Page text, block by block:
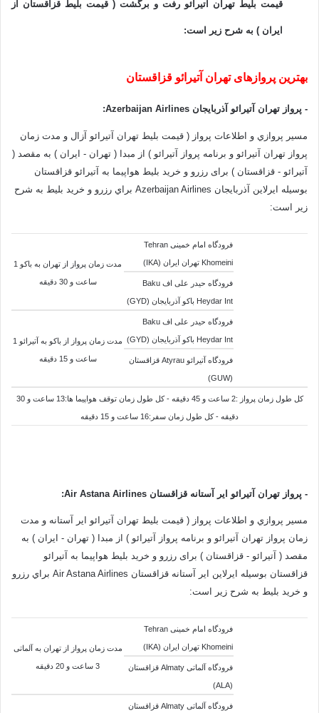
قیمت بلیط تهران آتیرائو رفت و برگشت ( قیمت بلیط قزاقستان از
ایران ) به شرح زیر است:
بهترین پروازهای تهران آتیرائو قزاقستان
- پرواز تهران آتیرائو آذربایجان Azerbaijan Airlines :
مسير پروازي و اطلاعات پرواز ( قیمت بلیط تهران آتیرائو آزال و مدت زمان
پرواز تهران آتیرائو و برنامه پرواز آتیرائو ) از مبدا ( تهران - ایران ) به مقصد (
آتیرائو - قزاقستان ) برای رزرو و خرید بلیط هواپیما به آتیرائو قزاقستان
بوسيله ایرلاین آذربایجان Azerbaijan Airlines
براي رزرو و خريد بليط به شرح
زير است:
فرودگاه امام خمینی Tehran
Khomeini تهران ایران (IKA) مدت زمان پرواز از تهران به باکو 1
ساعت و 30 دقيقه فرودگاه حیدر علی اف Baku
Heydar Int باکو آذربایجان (GYD)
فرودگاه حیدر علی اف Baku
Heydar Int باکو آذربایجان (GYD) مدت زمان پرواز از باکو به آتیرائو 1
ساعت و 15 دقيقه فرودگاه آتیرائو Atyrau قزاقستان
(GUW)
کل طول زمان پرواز :2 ساعت و 45 دقيقه - کل طول زمان توقف هواپيما ها:13 ساعت و 30
دقيقه - کل طول زمان سفر:16 ساعت و 15 دقيقه
- پرواز تهران آتیرائو ایر آستانه قزاقستان Air Astana Airlines :
مسير پروازي و اطلاعات پرواز ( قیمت بلیط تهران آتیرائو ایر آستانه و مدت
زمان پرواز تهران آتیرائو و برنامه پرواز آتیرائو ) از مبدا ( تهران - ایران ) به
مقصد ( آتیرائو - قزاقستان ) برای رزرو و خرید بلیط هواپیما به آتیرائو
قزاقستان بوسيله
ایرلاین ایر آستانه قزاقستان Air Astana Airlines براي رزرو
و خريد بليط به شرح زير است:
فرودگاه امام خمینی Tehran
Khomeini تهران ایران (IKA) مدت زمان پرواز ازتهران به آلماتی
3 ساعت و 20 دقيقه فرودگاه آلماتی Almaty قزاقستان
(ALA)
فرودگاه آلماتی Almaty قزاقستان